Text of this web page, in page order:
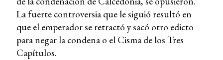
La fuerte controversia que le siguió resultó en
que el emperador se retractó y sacó otro edicto
para negar la condena o el Cisma de los Tres
Capítulos.